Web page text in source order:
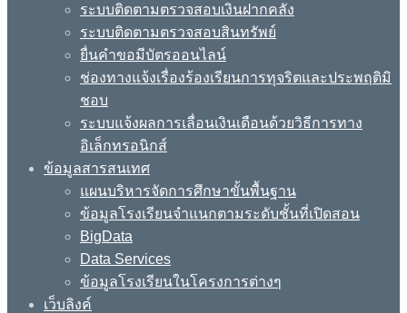
ระบบติดตามตรวจสอบเงินฝากคลัง
ระบบติดตามตรวจสอบสินทรัพย์
ยื่นคำขอมีบัตรออนไลน์
ช่องทางแจ้งเรื่องร้องเรียนการทุจริตและประพฤติมิ
ชอบ
ระบบแจ้งผลการเลื่อนเงินเดือนด้วยวิธีการทาง
อิเล็กทรอนิกส์
ข้อมูลสารสนเทศ
แผนบริหารจัดการศึกษาขั้นพื้นฐาน
ข้อมูลโรงเรียนจำแนกตามระดับชั้นที่เปิดสอน
BigData
Data Services
ข้อมูลโรงเรียนในโครงการต่างๆ
เว็บลิงค์